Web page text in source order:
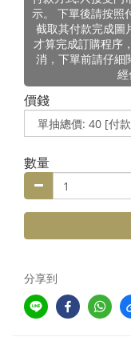
示。 下單後請按照
截取其付款完成圖
才算完成訂購程序
消，下單前請仔細
經
價錢
數量
分享到